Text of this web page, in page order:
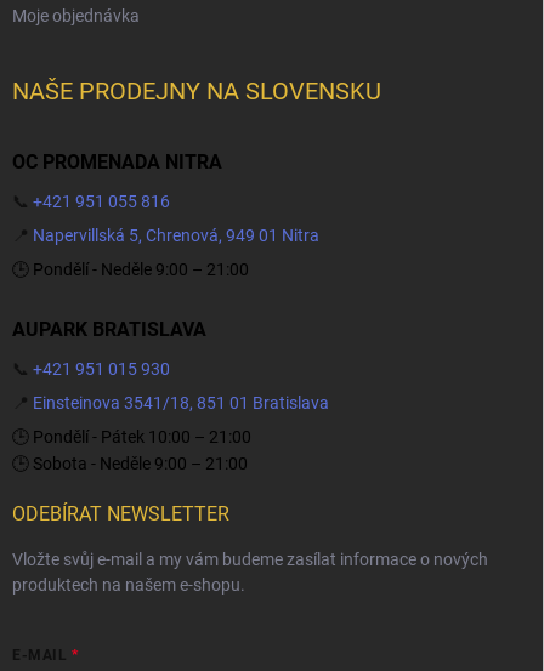
Moje objednávka
NAŠE PRODEJNY NA SLOVENSKU
OC PROMENADA NITRA
📞 +421 951 055 816
📍 Napervillská 5, Chrenová, 949 01 Nitra
🕒 Pondělí - Neděle 9:00 – 21:00
AUPARK BRATISLAVA
📞 +421 951 015 930
📍 Einsteinova 3541/18, 851 01 Bratislava
🕒 Pondělí - Pátek 10:00 – 21:00
🕒 Sobota - Neděle 9:00 – 21:00
ODEBÍRAT NEWSLETTER
Vložte svůj e-mail a my vám budeme zasílat informace o nových
produktech na našem e-shopu.
E-MAIL